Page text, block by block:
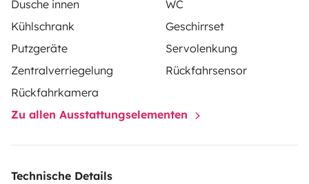
For organizational reasons, we would like to offer pick-
up and drop-off at the end of the day: the day before
the first day of rental for pick-up and drop-off between
6 p.m. and 8 p.m. on the day of return.
Dusche innen
WC
Kühlschrank
Geschirrset
Putzgeräte
Servolenkung
Zentralverriegelung
Rückfahrsensor
Rückfahrkamera
Zu allen Ausstattungselementen
Technische Details